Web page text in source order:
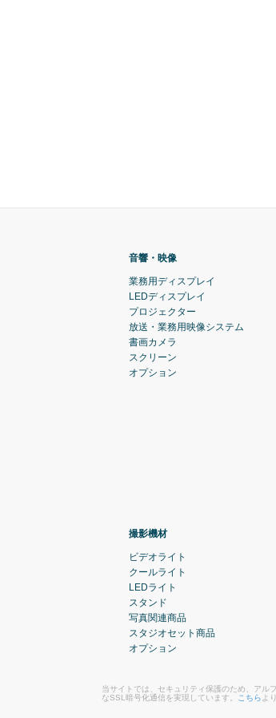
音響・映像
業務用ディスプレイ
LEDディスプレイ
プロジェクター
放送・業務用映像システム
書画カメラ
スクリーン
オプション
撮影機材
ビデオライト
クールライト
LEDライト
スタンド
写真関連商品
スタジオセット商品
オプション
当サイトでは、セキュリティ保護のため、アル
なSSL暗号化通信を実現しています。
こちら よ